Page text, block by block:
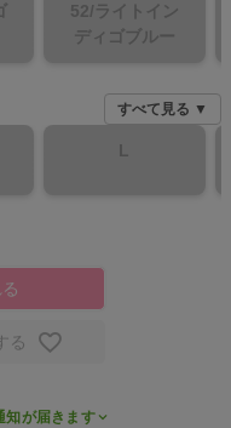
52/ライトイン
ディゴブルー
すべて見る ▼
L
る
知が届きます